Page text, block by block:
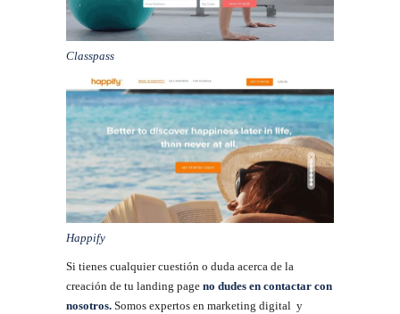
Classpass
Happify
Si tienes cualquier cuestión o duda acerca de la
creación de tu landing page no dudes en contactar con
nosotros. Somos expertos en marketing digital y